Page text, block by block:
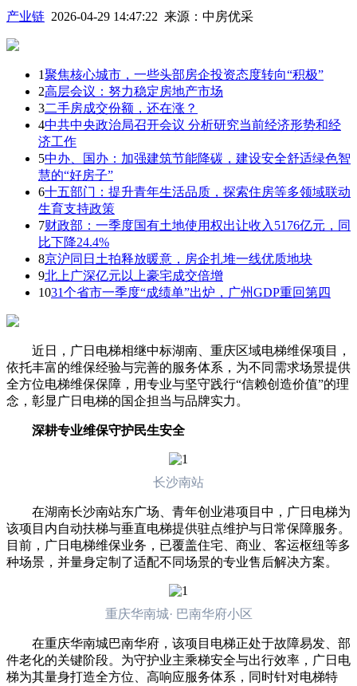
产业链 2026-04-29 14:47:22 来源： 中房优采
1聚焦核心城市，一些头部房企投资态度转向“积极”
2高层会议：努力稳定房地产市场
3二手房成交份额，还在涨？
4中共中央政治局召开会议 分析研究当前经济形势和经
济工作
5中办、国办：加强建筑节能降碳，建设安全舒适绿色智
慧的“好房子”
6十五部门：提升青年生活品质，探索住房等多领域联动
生育支持政策
7财政部：一季度国有土地使用权出让收入5176亿元，同
比下降24.4%
8京沪同日土拍释放暖意，房企扎堆一线优质地块
9北上广深亿元以上豪宅成交倍增
1031个省市一季度“成绩单”出炉，广州GDP重回第四
近日，广日电梯相继中标湖南、重庆区域电梯维保项目，
依托丰富的维保经验与完善的服务体系，为不同需求场景提供
全方位电梯维保保障，用专业与坚守践行“信赖创造价值”的理
念，彰显广日电梯的国企担当与品牌实力。
深耕专业维保守护民生安全
长沙南站
在湖南长沙南站东广场、青年创业港项目中，广日电梯为
该项目内自动扶梯与垂直电梯提供驻点维护与日常保障服务。
目前，广日电梯维保业务，已覆盖住宅、商业、客运枢纽等多
种场景，并量身定制了适配不同场景的专业售后解决方案。
重庆华南城· 巴南华府小区
在重庆华南城巴南华府，该项目电梯正处于故障易发、部
件老化的关键阶段。为守护业主乘梯安全与出行效率，广日电
梯为其量身打造全方位、高响应服务体系，同时针对电梯特